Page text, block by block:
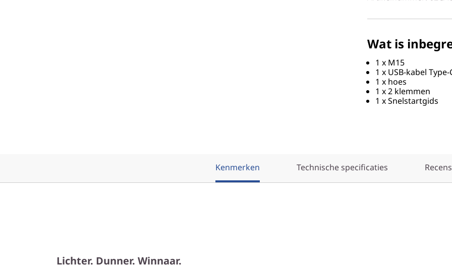
Wat is
1 x M15
1 x USB-kabel
1 x hoes
1 x 2 klemmen
1 x Snelstartgids
Kenmerken Technische specificaties
Lichter. Dunner. Winnaar.